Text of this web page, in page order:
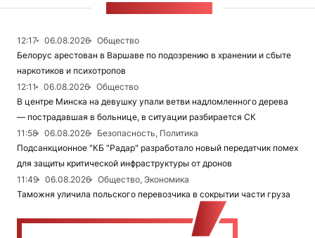
12:17 06.08.2026
Общество
Белорус арестован в Варшаве по подозрению в хранении и сбыте
наркотиков и психотропов
12:11
06.08.2026
Общество
В центре Минска на девушку упали ветви надломленного дерева
— пострадавшая в больнице, в ситуации разбирается СК
11:58
06.08.2026
Безопасность, Политика
Подсанкционное "КБ "Радар" разработало новый передатчик помех
для защиты критической инфраструктуры от дронов
11:49
06.08.2026
Общество, Экономика
Таможня уличила польского перевозчика в сокрытии части груза